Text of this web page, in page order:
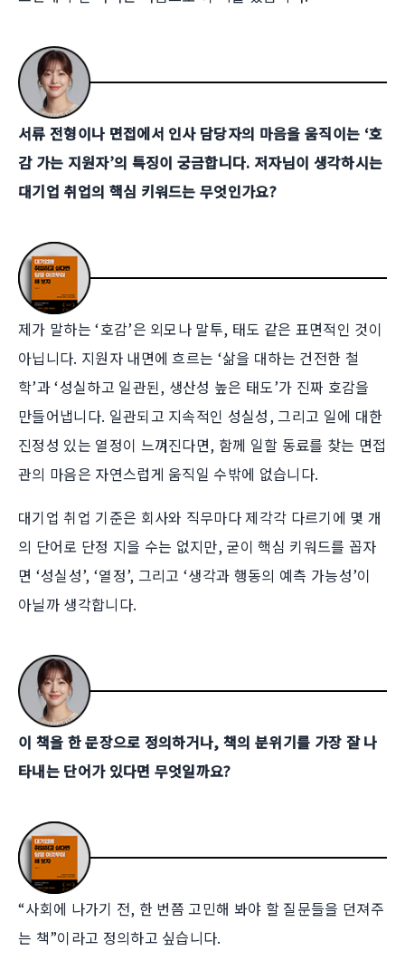
서류 전형이나 면접에서 인사 담당자의 마음을 움직이는 ‘호
감 가는 지원자’의 특징이 궁금합니다. 저자님이 생각하시는
대기업 취업의 핵심 키워드는 무엇인가요?
제가 말하는 ‘호감’은 외모나 말투, 태도 같은 표면적인 것이
아닙니다. 지원자 내면에 흐르는 ‘삶을 대하는 건전한 철
학’과 ‘성실하고 일관된, 생산성 높은 태도’가 진짜 호감을
만들어냅니다. 일관되고 지속적인 성실성, 그리고 일에 대한
진정성 있는 열정이 느껴진다면, 함께 일할 동료를 찾는 면접
관의 마음은 자연스럽게 움직일 수밖에 없습니다.
대기업 취업 기준은 회사와 직무마다 제각각 다르기에 몇 개
의 단어로 단정 지을 수는 없지만, 굳이 핵심 키워드를 꼽자
면 ‘성실성’, ‘열정’, 그리고 ‘생각과 행동의 예측 가능성’이
아닐까 생각합니다.
이 책을 한 문장으로 정의하거나, 책의 분위기를 가장 잘 나
타내는 단어가 있다면 무엇일까요?
“사회에 나가기 전, 한 번쯤 고민해 봐야 할 질문들을 던져주
는 책”이라고 정의하고 싶습니다.